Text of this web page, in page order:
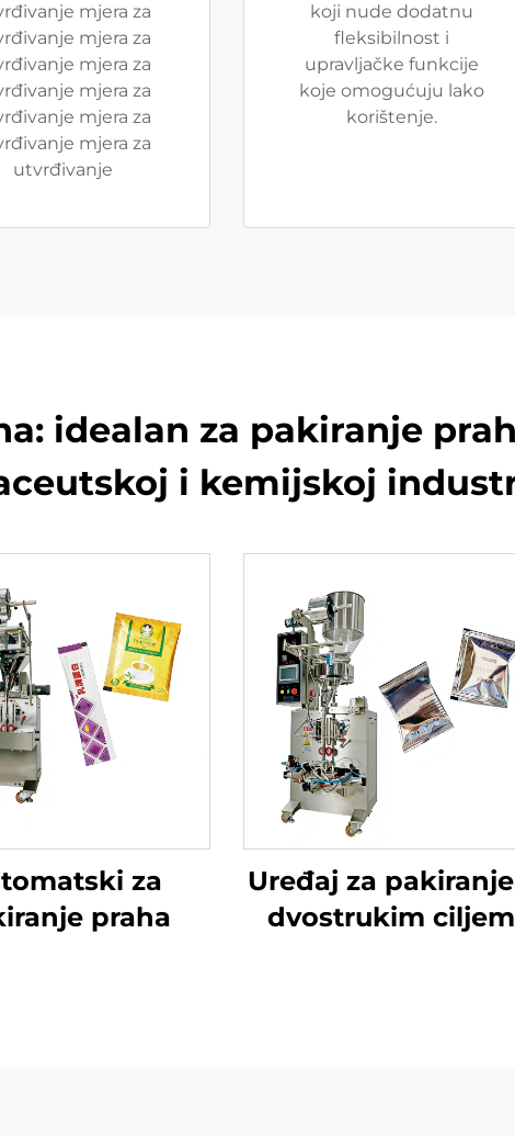
mjera za
mjera za
mjera za
mjera za
mjera za
mjera za
utvrđivanje
koji nude dodatnu
fleksibilnost i
upravljačke funkcije
koje omogućuju lako
korištenje.
idealan za pakiranje
i kemijskoj
za
praha
Uređaj za
dvostrukim ciljem